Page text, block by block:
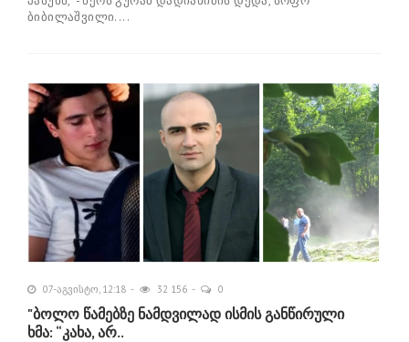
ბიბილაშვილი....
07-აგვისტო, 12:18 32 156 0
"ბოლო წამებზე ნამდვილად ისმის განწირული
ხმა: “კახა, არ..